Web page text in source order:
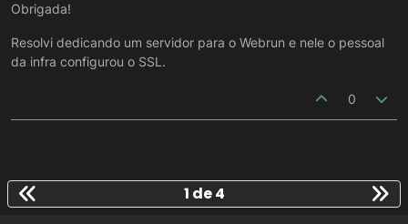
Obrigada!
Resolvi dedicando um servidor para o Webrun e nele o pessoal
da infra configurou o SSL.
0
1 de 4